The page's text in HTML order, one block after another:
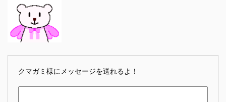
クマガミ様にメッセージを送れるよ！